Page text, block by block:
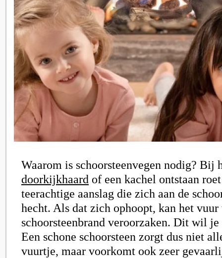
Waarom is schoorsteenvegen nodig? Bij
doorkijkhaard of een kachel ontstaan
teerachtige aanslag die zich aan de
hecht. Als dat zich ophoopt, kan het vuur
schoorsteenbrand veroorzaken. Dit wil
Een schone schoorsteen zorgt dus niet
vuurtje, maar voorkomt ook zeer